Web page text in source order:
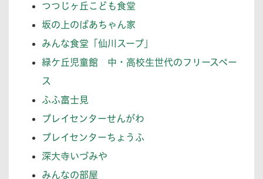
つつじヶ丘こども食堂
坂の上のばあちゃん家
みんな食堂「仙川スープ」
緑ケ丘児童館 中・高校生世代のフリースペー
ス
ふふ富士見
プレイセンターせんがわ
プレイセンターちょうふ
深大寺いづみや
みんなの部屋